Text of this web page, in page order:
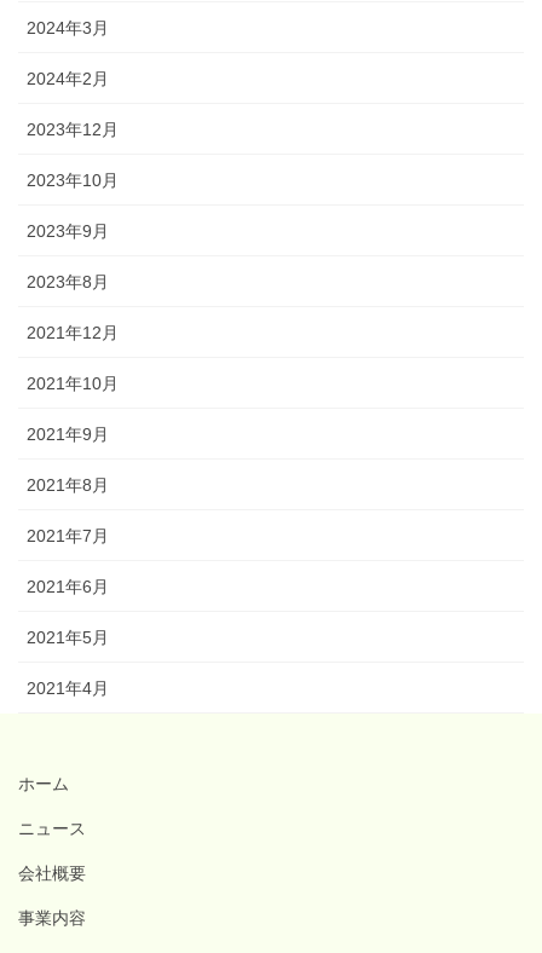
2024年3月
2024年2月
2023年12月
2023年10月
2023年9月
2023年8月
2021年12月
2021年10月
2021年9月
2021年8月
2021年7月
2021年6月
2021年5月
2021年4月
ホーム
ニュース
会社概要
事業内容